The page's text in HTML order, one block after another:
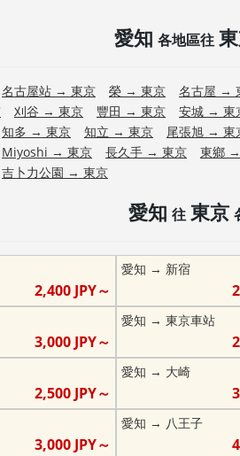
愛知 各地區往
名古屋站 → 東京 榮 → 東京 名古屋 →
刈谷 → 東京 豐田 → 東京 安城 → 東
知多 → 東京 知立 → 東京 尾張旭 → 東
Miyoshi → 東京 長久手 → 東京 東鄉 →
吉卜力公園 → 東京
愛知 往 東京
2,400 JPY～
愛知 → 新宿
3,000 JPY～
愛知 →東京車站
2,500 JPY～
愛知 → 大崎
3,000 JPY～
愛知 → 八王子